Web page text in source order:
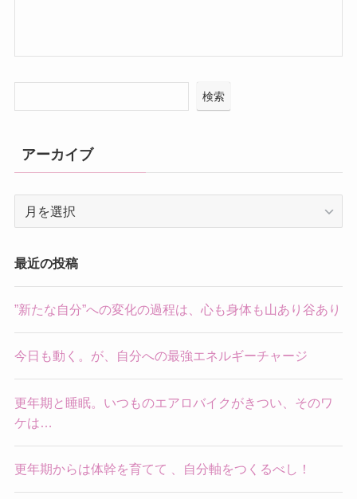
検索
アーカイブ
イ
最近の投稿
”新たな自分”への変化の過程は、心も身体も山あり谷あり
今日も動く。が、自分への最強エネルギーチャージ
更年期と睡眠。いつものエアロバイクがきつい、そのワ
ケは…
更年期からは体幹を育てて 、自分軸をつくるべし！